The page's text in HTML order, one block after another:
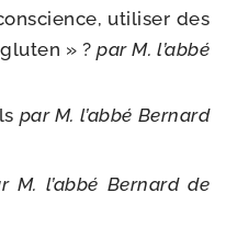
uti­li­ser des
» ?par M. l’ab­bé
par M. l’ab­bé Bernard
M. l’ab­bé Bernard de